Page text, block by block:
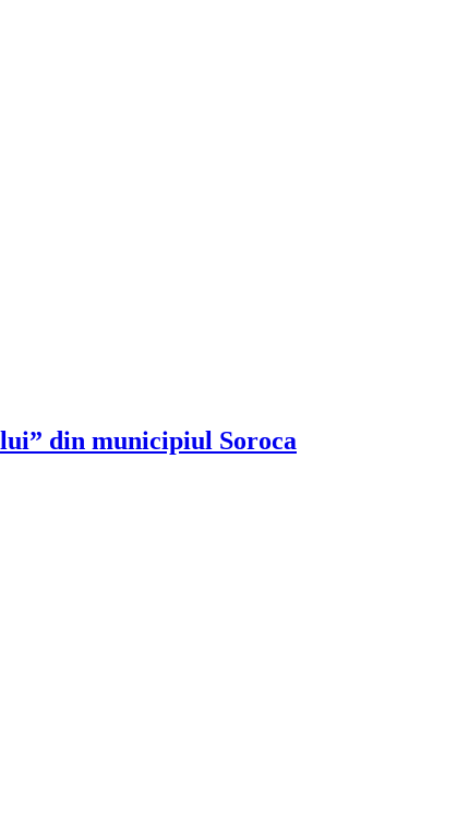
din municipiul Soroca